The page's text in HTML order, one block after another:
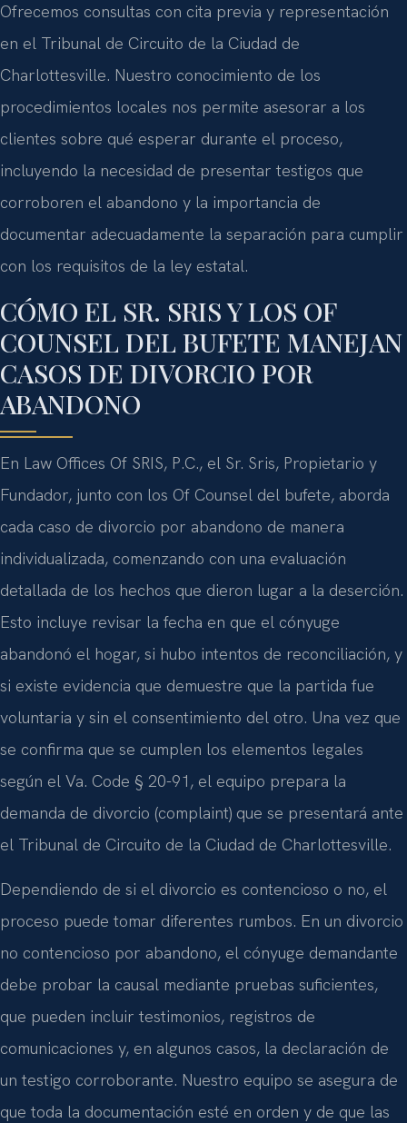
Ofrecemos consultas con cita previa y representación
en el Tribunal de Circuito de la Ciudad de
Charlottesville. Nuestro conocimiento de los
procedimientos locales nos permite asesorar a los
clientes sobre qué esperar durante el proceso,
incluyendo la necesidad de presentar testigos que
corroboren el abandono y la importancia de
documentar adecuadamente la separación para cumplir
con los requisitos de la ley estatal.
CÓMO EL SR. SRIS Y LOS OF
COUNSEL DEL BUFETE MANEJAN
CASOS DE DIVORCIO POR
ABANDONO
En Law Offices Of SRIS, P.C., el Sr. Sris, Propietario y
Fundador, junto con los Of Counsel del bufete, aborda
cada caso de divorcio por abandono de manera
individualizada, comenzando con una evaluación
detallada de los hechos que dieron lugar a la deserción.
Esto incluye revisar la fecha en que el cónyuge
abandonó el hogar, si hubo intentos de reconciliación, y
si existe evidencia que demuestre que la partida fue
voluntaria y sin el consentimiento del otro. Una vez que
se confirma que se cumplen los elementos legales
según el Va. Code § 20-91, el equipo prepara la
demanda de divorcio (complaint) que se presentará ante
el Tribunal de Circuito de la Ciudad de Charlottesville.
Dependiendo de si el divorcio es contencioso o no, el
proceso puede tomar diferentes rumbos. En un divorcio
no contencioso por abandono, el cónyuge demandante
debe probar la causal mediante pruebas suficientes,
que pueden incluir testimonios, registros de
comunicaciones y, en algunos casos, la declaración de
un testigo corroborante. Nuestro equipo se asegura de
que toda la documentación esté en orden y de que las